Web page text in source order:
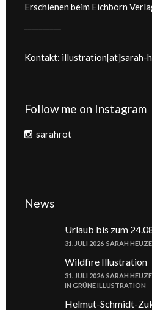
Erschienen beim Eichborn
Kontakt: illustration[at]sarah-
Follow me on Instagram
sarahrot
News
Urlaub bis zum
31. JULI 2026 SARAH
Wildfire Illustration
31. JULI 2026 SARAH
IN GRÜNE ILLUSTRATION
Helmut-Schmidt-